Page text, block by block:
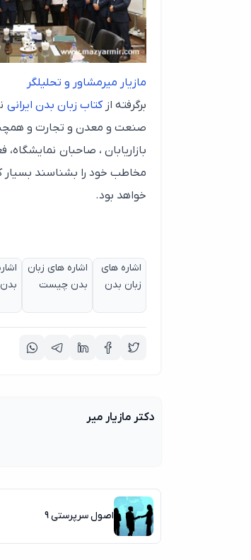
مازیار میرمشاور و تحلیلگر
برگرفته ازکتاب زبان بدن ایرانی
صنعت و معدن و تجارت و
بازاریابان ، صاحبان
مخاطب خود را بشناسند بسیار
خواهد بود.
اشاره های
زبان بدن
اشاره های زبان
بدن چیست
دکتر مازیار میر
اصول سرپرستی 9